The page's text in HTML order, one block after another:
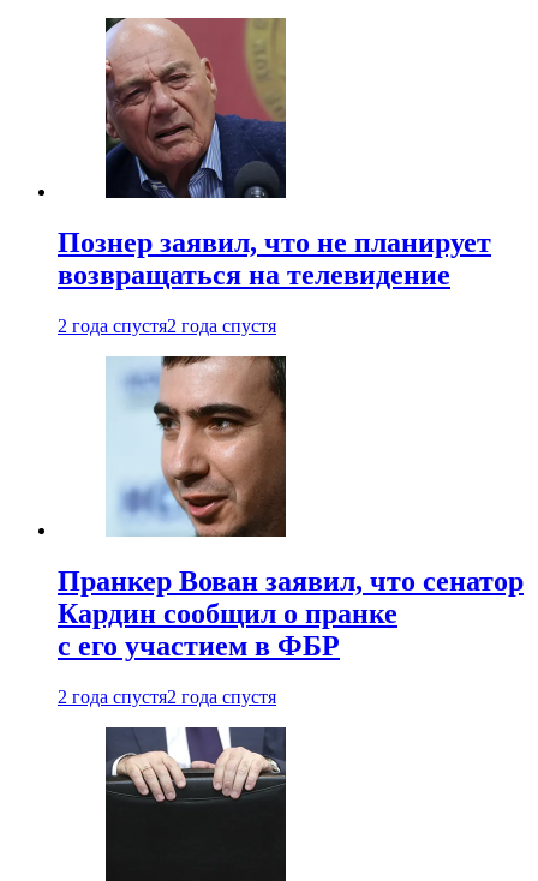
Познер заявил, что не планирует
возвращаться на телевидение
2 года спустя2 года спустя
Пранкер Вован заявил, что сенатор
Кардин сообщил о пранке
с его участием в ФБР
2 года спустя2 года спустя